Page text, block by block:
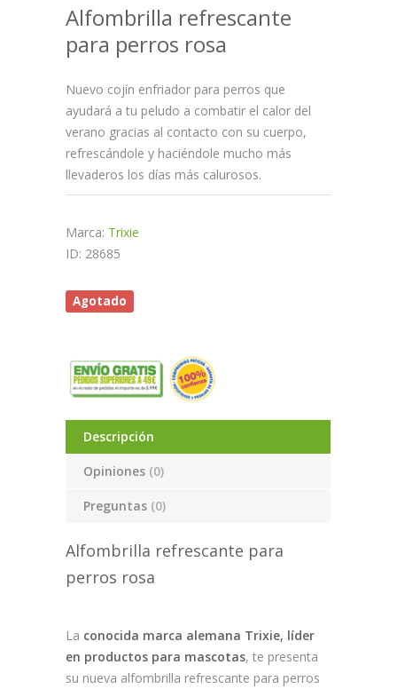
Alfombrilla refrescante
para perros rosa
Nuevo cojín enfriador para perros que
ayudará a tu peludo a combatir el calor del
verano gracias al contacto con su cuerpo,
refrescándole y haciéndole mucho más
llevaderos los días más calurosos.
Marca: Trixie
ID: 28685
Agotado
Descripción
Opiniones (0)
Preguntas (0)
Alfombrilla refrescante para
perros rosa
La conocida marca alemana Trixie, líder
en productos para mascotas, te presenta
su nueva alfombrilla refrescante para perros